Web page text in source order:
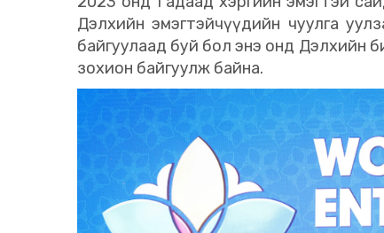
Дэлхийн эмэгтэйчүүдийн чуулга
байгуулаад буй бол энэ онд Дэлхийн
зохион байгуулж байна.